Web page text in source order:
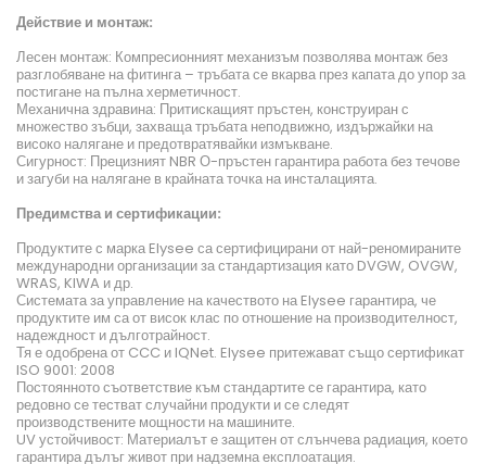
Действие и монтаж:
Лесен монтаж: Компресионният механизъм позволява монтаж без
разглобяване на фитинга – тръбата се вкарва през капата до упор за
постигане на пълна херметичност.
Механична здравина: Притискащият пръстен, конструиран с
множество зъбци, захваща тръбата неподвижно, издържайки на
високо налягане и предотвратявайки измъкване.
Сигурност: Прецизният NBR О-пръстен гарантира работа без течове
и загуби на налягане в крайната точка на инсталацията.
Предимства и сертификации:
Продуктите с марка Elysee са сертифицирани от най-реномираните
международни организации за стандартизация като DVGW, OVGW,
WRAS, KIWA и др.
Системата за управление на качеството на Elysee гарантира, че
продуктите им са от висок клас по отношение на производителност,
надеждност и дълготрайност.
Тя е одобрена от CCC и IQNet. Elysee притежават също сертификат
ISO 9001: 2008
Постоянното съответствие към стандартите се гарантира, като
редовно се тестват случайни продукти и се следят
производствените мощности на машините.
UV устойчивост: Материалът е защитен от слънчева радиация, което
гарантира дълъг живот при надземна експлоатация.